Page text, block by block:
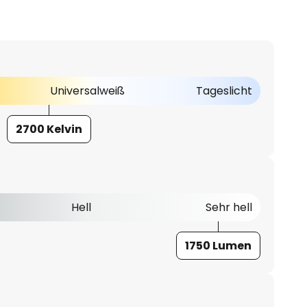
Universalweiß Tageslicht
2700 Kelvin
Hell Sehr hell
1750 Lumen